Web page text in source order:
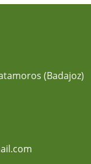
(Badajoz)